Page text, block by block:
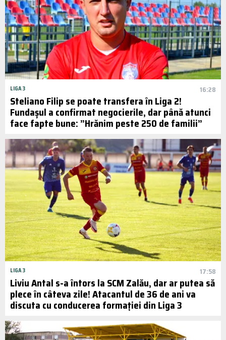
LIGA 3 16:28
Steliano Filip se poate transfera în Liga 2!
Fundașul a confirmat negocierile, dar până atunci
face fapte bune: ”Hrănim peste 250 de familii”
LIGA 3 17:58
Liviu Antal s-a întors la SCM Zalău, dar ar putea să
plece în câteva zile! Atacantul de 36 de ani va
discuta cu conducerea formației din Liga 3